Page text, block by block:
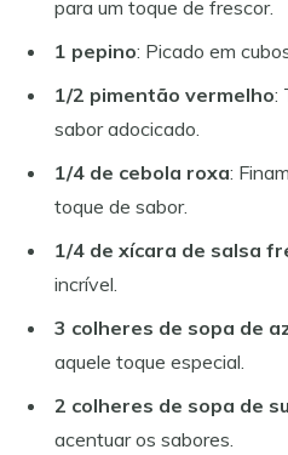
para um toque de frescor.
1 pepino: Picado em
1/2 pimentão vermelho:
sabor adocicado.
1/4 de cebola roxa:
toque de sabor.
1/4 de xícara de salsa
incrível.
3 colheres de sopa de
aquele toque especial.
2 colheres de sopa de
acentuar os sabores.